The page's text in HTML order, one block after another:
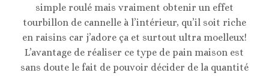
CINNAMON
RAISIN
BREAD
simple roulé mais vraiment obtenir un effet
tourbillon de cannelle à l’intérieur, qu’il soit riche
en raisins car j’adore ça et surtout ultra moelleux!
L’avantage de réaliser ce type de pain maison est
sans doute le fait de pouvoir décider de la quantité